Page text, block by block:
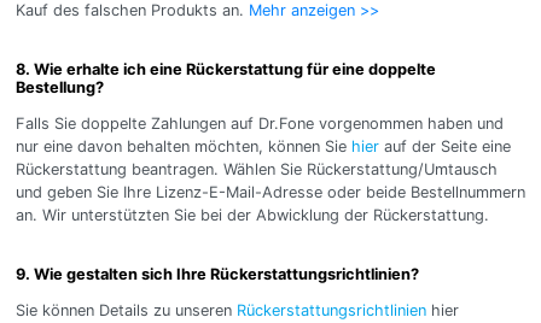
Kauf des falschen Produkts an. Mehr anzeigen >>
8. Wie erhalte ich eine Rückerstattung für eine doppelte
Bestellung?
Falls Sie doppelte Zahlungen auf Dr.Fone vorgenommen haben und
nur eine davon behalten möchten, können Sie hierauf der Seite eine
Rückerstattung beantragen. Wählen Sie Rückerstattung/Umtausch
und geben Sie Ihre Lizenz-E-Mail-Adresse oder beide Bestellnummern
an. Wir unterstützten Sie bei der Abwicklung der Rückerstattung.
9. Wie gestalten sich Ihre Rückerstattungsrichtlinien?
Sie können Details zu unseren Rückerstattungsrichtlinienhier